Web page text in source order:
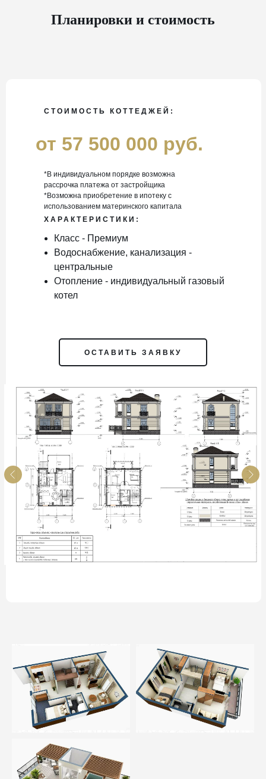
Планировки и стоимость
СТОИМОСТЬ КОТТЕДЖЕЙ:
ХАРАКТЕРИСТИКИ:
от 57 500 000 руб.
*В индивидуальном порядке возможна
рассрочка платежа от застройщика
*Возможна приобретение в ипотеку с
использованием материнского капитала
Класс - Премиум
Водоснабжение, канализация -
центральные
Отопление - индивидуальный газовый
котел
ОСТАВИТЬ ЗАЯВКУ